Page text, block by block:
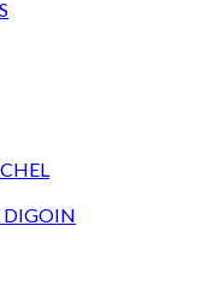
DIGOIN